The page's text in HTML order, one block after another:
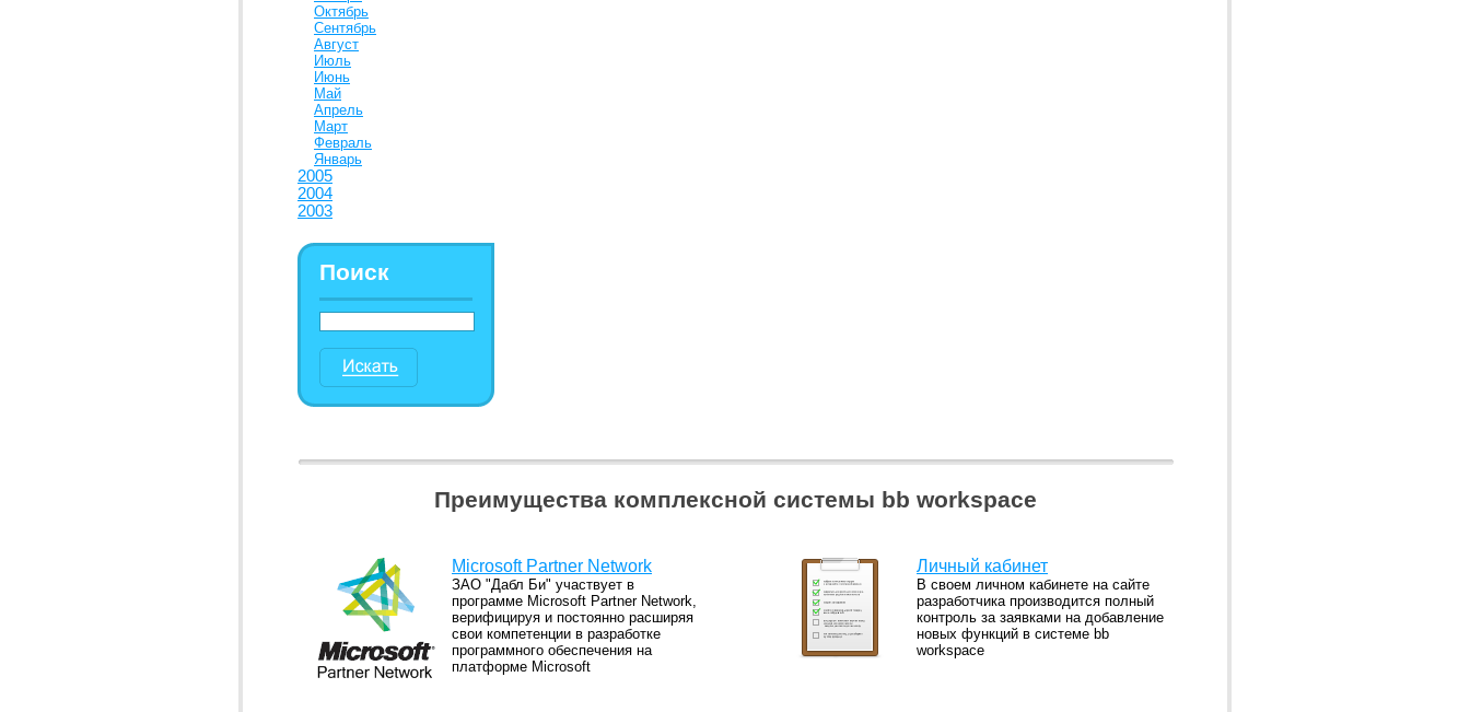
Октябрь
Сентябрь
Август
Июль
Июнь
Май
Апрель
Март
Февраль
Январь
2005
2004
2003
Поиск
Преимущества комплексной системы bb workspace
Microsoft Partner Network
ЗАО "Дабл Би" участвует в
программе Microsoft Partner Network,
верифицируя и постоянно расширяя
свои компетенции в разработке
программного обеспечения на
платформе Microsoft
Личный кабинет
В своем личном кабинете на сайте
разработчика производится полный
контроль за заявками на добавление
новых функций в системе bb
workspace